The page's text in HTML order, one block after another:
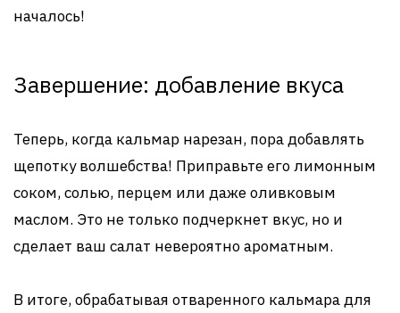
началось!
Завершение: добавление вкуса
Теперь, когда кальмар нарезан, пора добавлять
щепотку волшебства! Приправьте его лимонным
соком, солью, перцем или даже оливковым
маслом. Это не только подчеркнет вкус, но и
сделает ваш салат невероятно ароматным.
В итоге, обрабатывая отваренного кальмара для